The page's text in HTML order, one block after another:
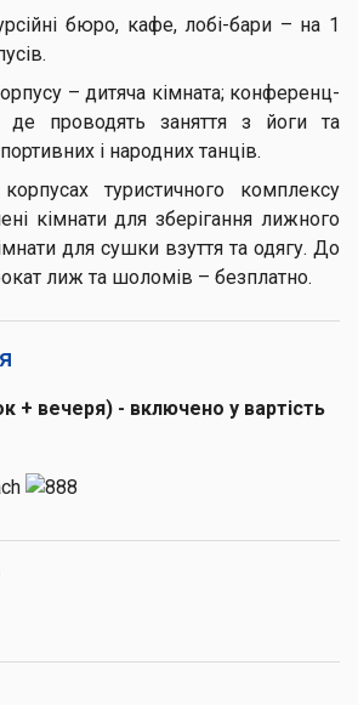
бюро, кафе, лобі-бари – на 1
– дитяча кімната; конференц-
де проводять заняття з йоги та
і народних танців.
туристичного комплексу
кімнати для зберігання лижного
для сушки взуття та одягу. До
лиж та шоломів – безплатно.
+ вечеря) - включено у вартість